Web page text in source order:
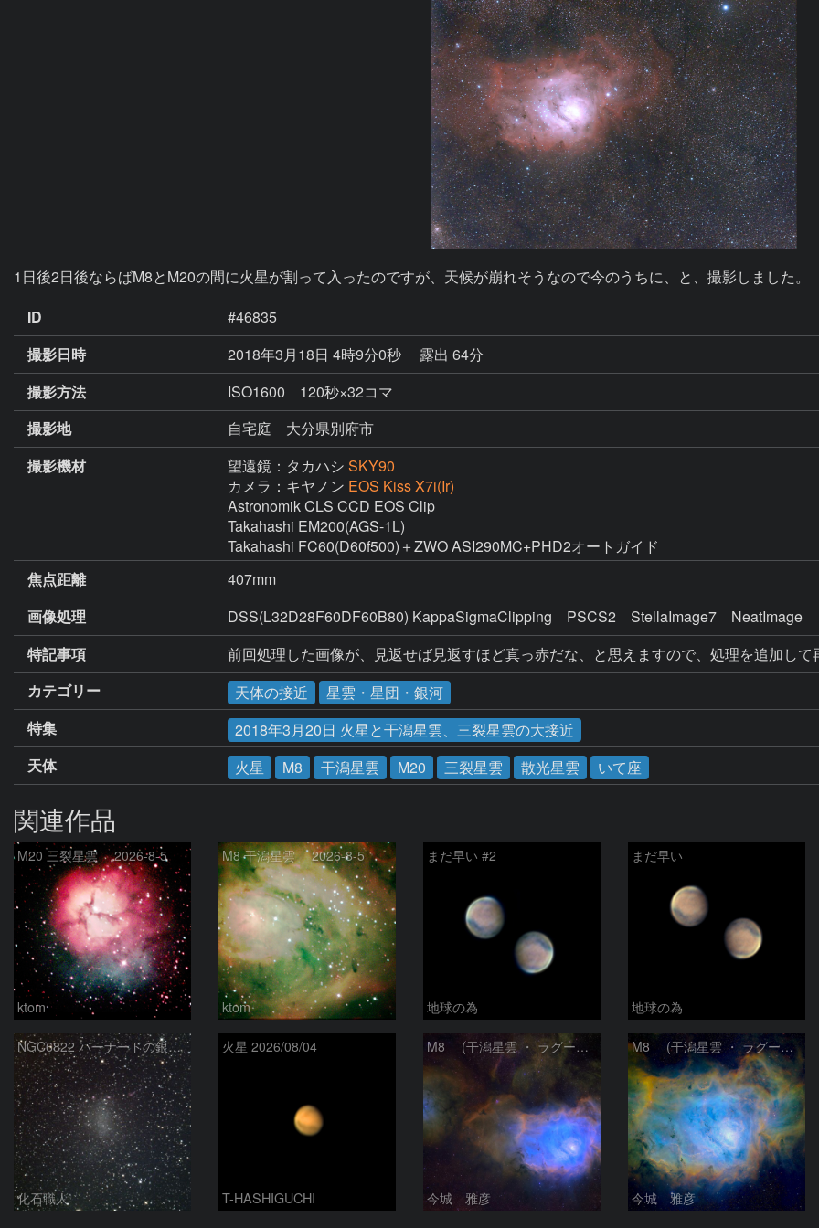
1日後2日後ならばM8とM20の間に火星が割って入ったのですが、天候が崩れそうなので今のうちに、と、撮影しました。
ID
#46835
撮影日時
2018年3月18日 4時9分0秒
露出 64分
撮影方法
ISO1600 120秒×32コマ
撮影地
自宅庭 大分県別府市
撮影機材
望遠鏡：タカハシ SKY90
カメラ：キヤノン EOS Kiss X7i(Ir)
Astronomik CLS CCD EOS Clip
Takahashi EM200(AGS-1L)
Takahashi FC60(D60f500)＋ZWO ASI290MC+PHD2オートガイド
焦点距離
407mm
画像処理
DSS(L32D28F60DF60B80) KappaSigmaClipping　PSCS2　StellaImage7　NeatImage
特記事項
前回処理した画像が、見返せば見返すほど真っ赤だな、と思えますので、処理を追加して
カテゴリー
天体の接近
星雲・星団・銀河
特集
2018年3月20日 火星と干潟星雲、三裂星雲の大接近
天体
火星 M8 干潟星雲 M20 三裂星雲 散光星雲 いて座
関連作品
M20 三裂星雲 2026-8-5
ktom
M8 干潟星雲 2026-8-5
ktom
まだ早い #2
地球の為
まだ早い
地球の為
NGC6822 バーナードの銀河 いて座
化石職人
火星 2026/08/04
T-HASHIGUCHI
M8 (干潟星雲 ・ ラグーン（Lagoon）星雲)
今城 雅彦
M8 (干潟星雲 ・ ラグーン（Lagoon）星雲)
今城 雅彦